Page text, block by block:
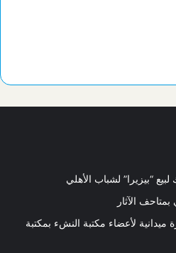
“بيزيرا” لشباب الأهلي
الآثار
لأعضاء مكتبة النشء بمكتبة